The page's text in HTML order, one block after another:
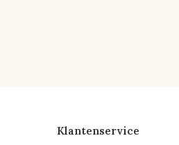
Klantenservice